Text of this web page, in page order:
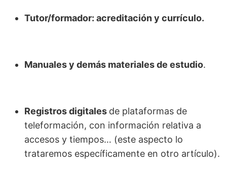
Tutor/formador: acreditación y currículo.
Manuales y demás materiales de estudio.
Registros digitales de plataformas de
teleformación, con información relativa a
accesos y tiempos… (este aspecto lo
trataremos específicamente en otro artículo).